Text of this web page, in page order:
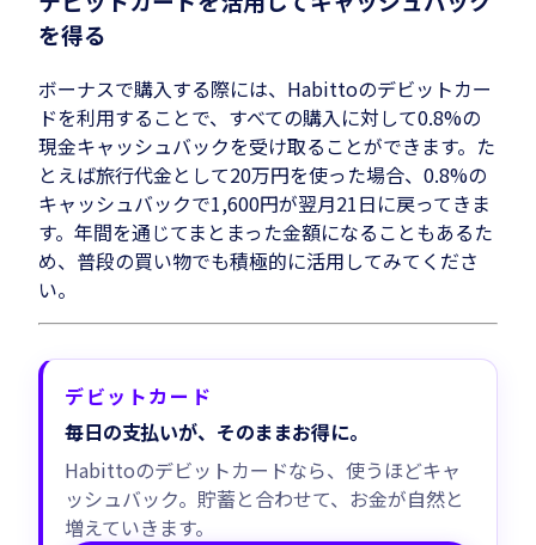
を得る
ボーナスで購入する際には、Habittoのデビットカー
ドを利用することで、すべての購入に対して0.8%の
現金キャッシュバックを受け取ることができます。た
とえば旅行代金として20万円を使った場合、0.8%の
キャッシュバックで1,600円が翌月21日に戻ってきま
す。年間を通じてまとまった金額になることもあるた
め、普段の買い物でも積極的に活用してみてくださ
い。
デビットカード
毎日の支払いが、そのままお得に。
Habittoのデビットカードなら、使うほどキャ
ッシュバック。貯蓄と合わせて、お金が自然と
増えていきます。